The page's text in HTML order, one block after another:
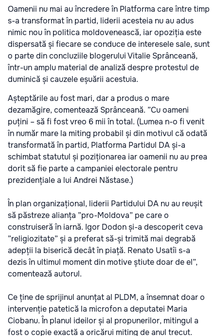
Oamenii nu mai au încredere în Platforma care între timp
s-a transformat în partid, liderii acesteia nu au adus
nimic nou în politica moldovenească, iar opoziția este
dispersată și fiecare se conduce de interesele sale, sunt
o parte din concluziile blogerului Vitalie Sprânceană,
într-un amplu material de analiză despre protestul de
duminică și cauzele eșuării acestuia.
Așteptările au fost mari, dar a produs o mare
dezamăgire, comentează Sprânceană. ”Cu oameni
puțini – să fi fost vreo 6 mii în total. (Lumea n-o fi venit
în număr mare la miting probabil și din motivul că odată
transformată în partid, Platforma Partidul DA și-a
schimbat statutul și poziționarea iar oamenii nu au prea
dorit să fie parte a campaniei electorale pentru
prezidențiale a lui Andrei Năstase.)
În plan organizațional, liderii Partidului DA nu au reușit
să păstreze alianța ”pro-Moldova” pe care o
construiseră în iarnă. Igor Dodon și-a descoperit ceva
”religiozitate” și a preferat să-și trimită mai degrabă
adepții la biserică decât în piață. Renato Usatîi s-a
dezis în ultimul moment din motive știute doar de el”,
comentează autorul.
Ce ține de sprijinul anunțat al PLDM, a însemnat doar o
intervenție patetică la microfon a deputatei Maria
Ciobanu. În planul ideilor și al propunerilor, mitingul a
fost o copie exactă a oricărui miting de anul trecut.